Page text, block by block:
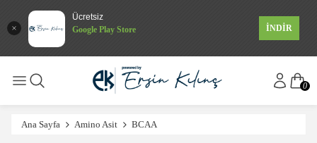
Ücretsiz
Google Play Store
İNDİR
0
Ana Sayfa Amino Asit BCAA